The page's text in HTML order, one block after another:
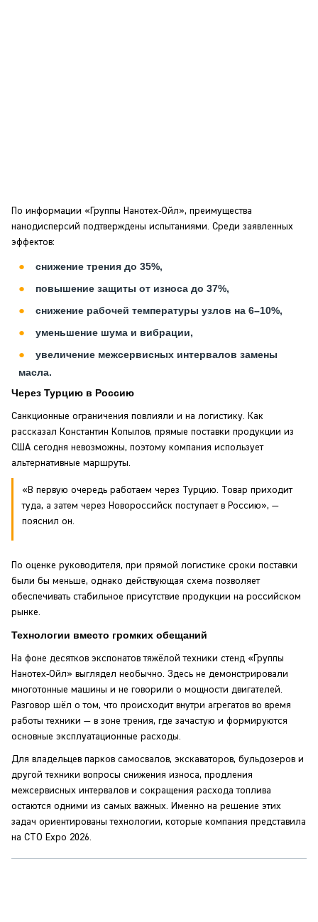
По информации «Группы Нанотех-Ойл», преимущества
нанодисперсий подтверждены испытаниями. Среди заявленных
эффектов:
снижение трения до 35%,
повышение защиты от износа до 37%,
снижение рабочей температуры узлов на 6–10%,
уменьшение шума и вибрации,
увеличение межсервисных интервалов замены
масла.
Через Турцию в Россию
Санкционные ограничения повлияли и на логистику. Как
рассказал Константин Копылов, прямые поставки продукции из
США сегодня невозможны, поэтому компания использует
альтернативные маршруты.
«В первую очередь работаем через Турцию. Товар приходит
туда, а затем через Новороссийск поступает в Россию», —
пояснил он.
По оценке руководителя, при прямой логистике сроки поставки
были бы меньше, однако действующая схема позволяет
обеспечивать стабильное присутствие продукции на российском
рынке.
Технологии вместо громких обещаний
На фоне десятков экспонатов тяжёлой техники стенд «Группы
Нанотех-Ойл» выглядел необычно. Здесь не демонстрировали
многотонные машины и не говорили о мощности двигателей.
Разговор шёл о том, что происходит внутри агрегатов во время
работы техники — в зоне трения, где зачастую и формируются
основные эксплуатационные расходы.
Для владельцев парков самосвалов, экскаваторов, бульдозеров и
другой техники вопросы снижения износа, продления
межсервисных интервалов и сокращения расхода топлива
остаются одними из самых важных. Именно на решение этих
задач ориентированы технологии, которые компания представила
на CTO Expo 2026.